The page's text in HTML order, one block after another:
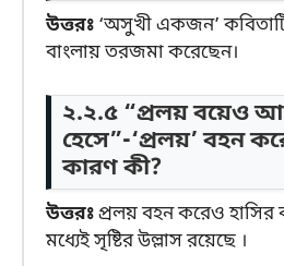
উত্তরঃ ‘অসুখী একজন’ কবিতাটি
বাংলায় তরজমা করেছেন।
২.২.৫ “প্রলয় বয়েও
হেসে”-‘প্রলয়’ বহন
কারণ কী?
উত্তরঃপ্রলয় বহন করেও হাসির
মধ্যেই সৃষ্টির উল্লাস রয়েছে ।